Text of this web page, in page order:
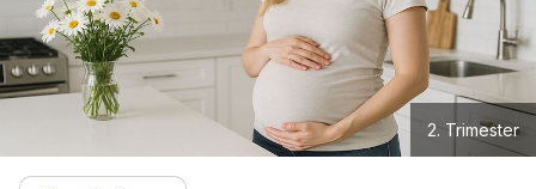
2. Trimester